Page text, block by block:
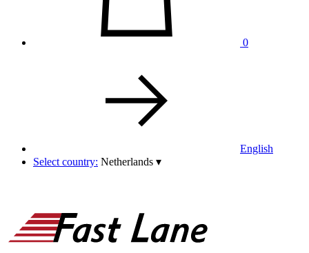
0
English
Select country: Netherlands ▾